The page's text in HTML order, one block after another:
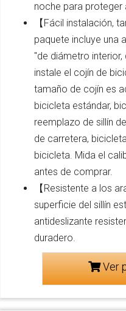
noche para proteger
【Fácil instalación,
paquete incluye una
"de diámetro
instale el cojín de
tamaño de cojín es
bicicleta estándar,
reemplazo de sillín
de carretera,
bicicleta. Mida el
antes de comprar.
【Resistente a los
superficie del sillín
antideslizante
duradero.
Ver